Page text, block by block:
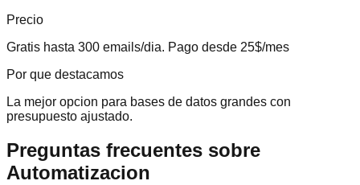
Precio
Gratis hasta 300 emails/dia. Pago desde 25$/mes
Por que destacamos
La mejor opcion para bases de datos grandes con
presupuesto ajustado.
Preguntas frecuentes sobre
Automatizacion